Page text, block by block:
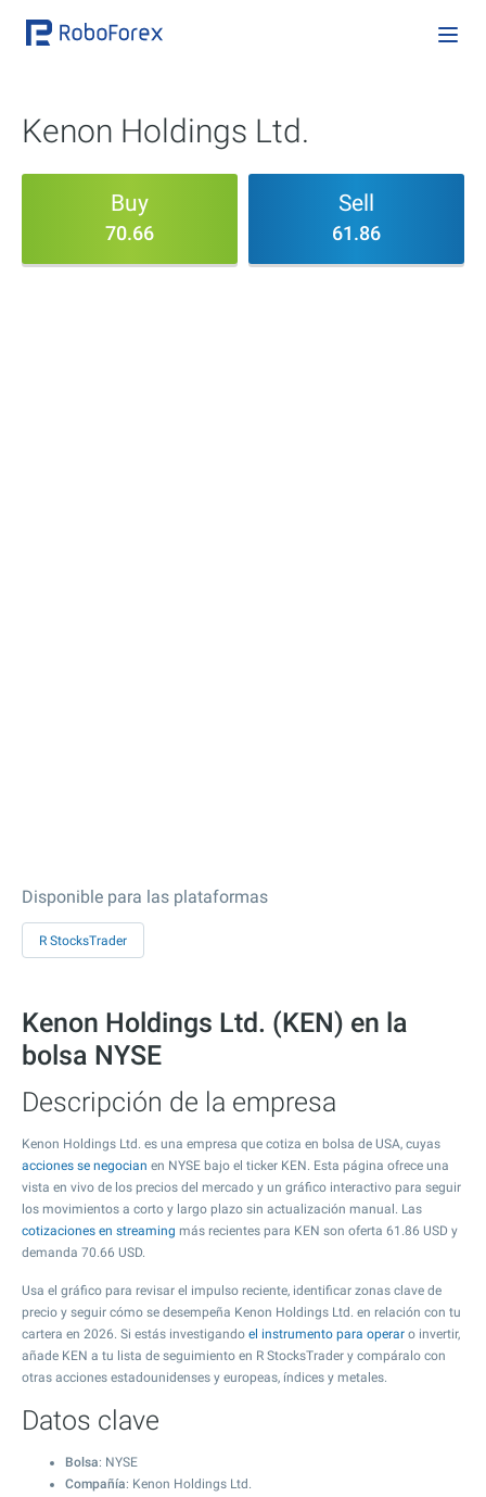
Kenon Holdings Ltd.
Buy
70.66
Sell
61.86
Disponible para las plataformas
R StocksTrader
Kenon Holdings Ltd. (KEN) en la
bolsa NYSE
Descripción de la empresa
Kenon Holdings Ltd. es una empresa que cotiza en bolsa de USA, cuyas
acciones se negocian en NYSE bajo el ticker KEN. Esta página ofrece una
vista en vivo de los precios del mercado y un gráfico interactivo para seguir
los movimientos a corto y largo plazo sin actualización manual. Las
cotizaciones en streaming más recientes para KEN son oferta 61.86 USD y
demanda 70.66 USD.
Usa el gráfico para revisar el impulso reciente, identificar zonas clave de
precio y seguir cómo se desempeña Kenon Holdings Ltd. en relación con tu
cartera en 2026. Si estás investigando el instrumento para operar o invertir,
añade KEN a tu lista de seguimiento en R StocksTrader y compáralo con
otras acciones estadounidenses y europeas, índices y metales.
Datos clave
Bolsa: NYSE
Compañía: Kenon Holdings Ltd.